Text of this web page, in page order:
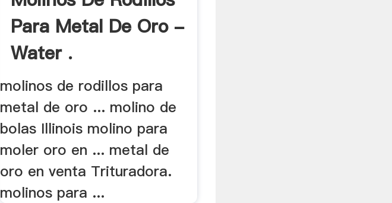
Para Metal De Oro -
Water .
molinos de rodillos para
metal de oro ... molino de
bolas Illinois molino para
moler oro en ... metal de
oro en venta Trituradora.
molinos para ...